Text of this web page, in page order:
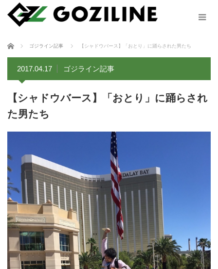
ホーム ゴジライン記事 【シャドウバース】「おとり」に踊らされた男たち
2017.04.17 ゴジライン記事
【シャドウバース】「おとり」に踊らされ
た男たち